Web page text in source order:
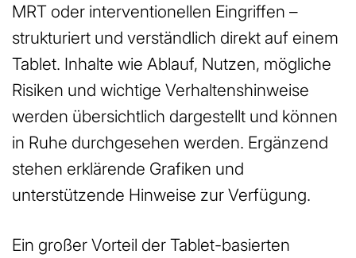
MRT oder interventionellen Eingriffen –
strukturiert und verständlich direkt auf einem
Tablet. Inhalte wie Ablauf, Nutzen, mögliche
Risiken und wichtige Verhaltenshinweise
werden übersichtlich dargestellt und können
in Ruhe durchgesehen werden. Ergänzend
stehen erklärende Grafiken und
unterstützende Hinweise zur Verfügung.
Ein großer Vorteil der Tablet-basierten